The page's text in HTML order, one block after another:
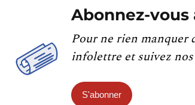
Abonnez-
Pour ne rien manquer
infolettre et suivez
S'abonner